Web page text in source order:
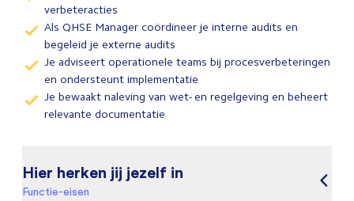
verbeteracties
Als QHSE Manager coördineer je interne audits en
begeleid je externe audits
Je adviseert operationele teams bij procesverbeteringen
en ondersteunt implementatie
Je bewaakt naleving van wet- en regelgeving en beheert
relevante documentatie
Hier herken jij jezelf in
Functie-eisen